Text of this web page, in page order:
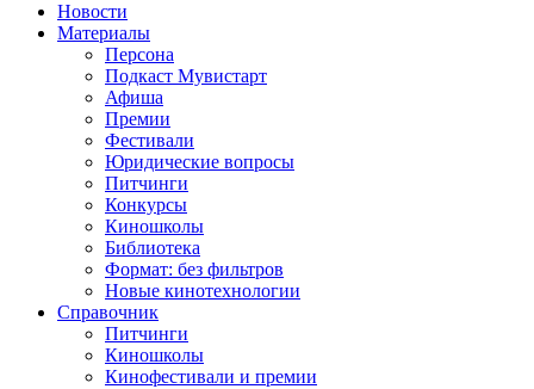
Новости
Материалы
Персона
Подкаст Мувистарт
Афиша
Премии
Фестивали
Юридические вопросы
Питчинги
Конкурсы
Киношколы
Библиотека
Формат: без фильтров
Новые кинотехнологии
Справочник
Питчинги
Киношколы
Кинофестивали и премии